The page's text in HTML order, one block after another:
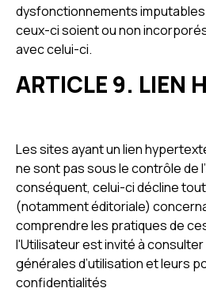
dysfonctionnements imputables
ceux-ci soient ou non
avec celui-ci.
ARTICLE 9. LIEN
Les sites ayant un lien
ne sont pas sous le contrôle de
conséquent, celui-ci décline
(notamment éditoriale)
comprendre les pratiques de
l'Utilisateur est invité à
générales d’utilisation et leurs
confidentialités